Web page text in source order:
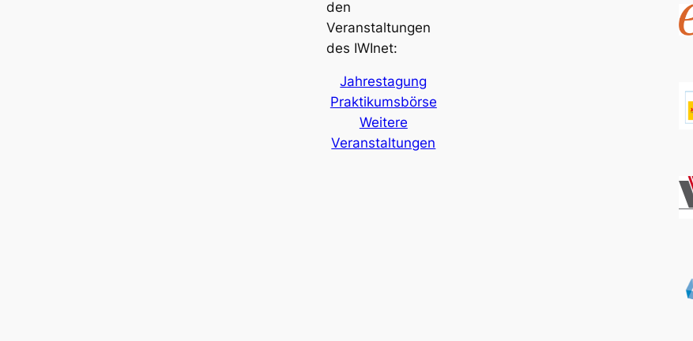
den
Veranstaltungen
des IWInet:
Jahrestagung
Praktikumsbörse
Weitere
Veranstaltungen